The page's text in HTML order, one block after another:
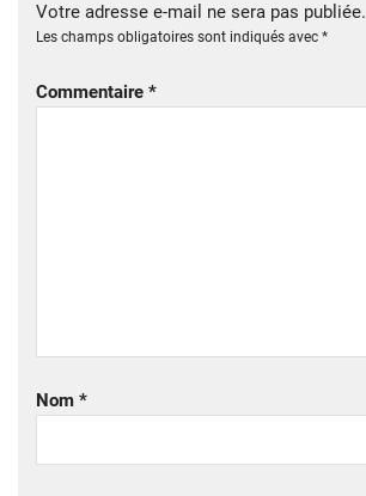
Votre adresse e-mail ne sera pas publiée.
Les champs obligatoires sont indiqués avec *
Commentaire *
Nom *